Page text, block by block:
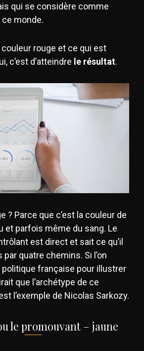
qui se considère comme
monde.
couleur rouge et ce qui est
c’est d’atteindre le résultat.
? Parce que c’est la couleur de
et parfois même du sang. Le
est direct et sait ce qu’il
par quatre chemins. Si l’on
française pour illustrer
que l’archétype de ce
l’exemple de Nicolas Sarkozy.
le promouvant – jaune